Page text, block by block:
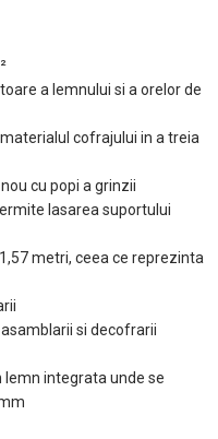
a lemnului si a orelor de
cofrajului in a treia
cu popi a grinzii
lasarea suportului
metri, ceea ce reprezinta
si decofrarii
lemn integrata unde se